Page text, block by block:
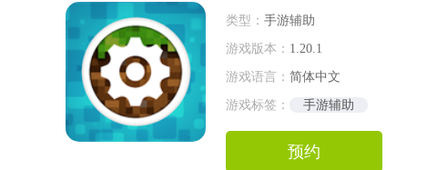
类型： 手游辅助
游戏版本： 1.20.1
游戏语言： 简体中文
游戏标签： 手游辅助
预约